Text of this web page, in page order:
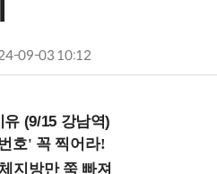
09-03 10:12
(9/15 강남역)